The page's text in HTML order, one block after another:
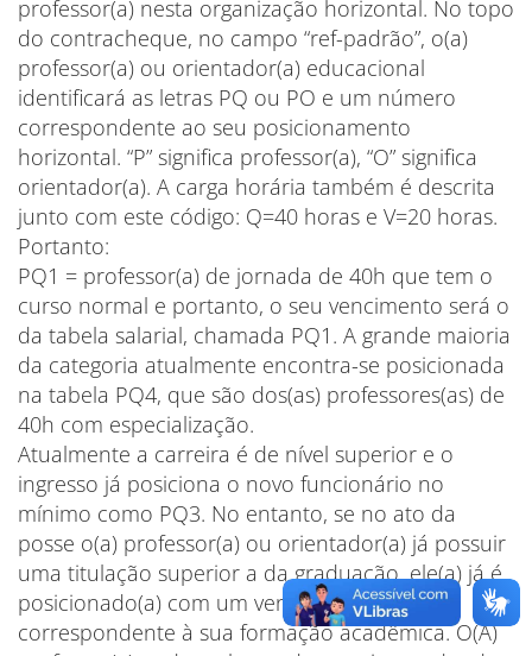
professor(a) nesta organização horizontal. No topo
do contracheque, no campo “ref-padrão”, o(a)
professor(a) ou orientador(a) educacional
identificará as letras PQ ou PO e um número
correspondente ao seu posicionamento
horizontal. “P” significa professor(a), “O” significa
orientador(a). A carga horária também é descrita
junto com este código: Q=40 horas e V=20 horas.
Portanto:
PQ1 = professor(a) de jornada de 40h que tem o
curso normal e portanto, o seu vencimento será o
da tabela salarial, chamada PQ1. A grande maioria
da categoria atualmente encontra-se posicionada
na tabela PQ4, que são dos(as) professores(as) de
40h com especialização.
Atualmente a carreira é de nível superior e o
ingresso já posiciona o novo funcionário no
mínimo como PQ3. No entanto, se no ato da
posse o(a) professor(a) ou orientador(a) já possuir
uma titulação superior a da graduação, ele(a) já é
posicionado(a) com um vencimento
correspondente à sua formação acadêmica. O(A)